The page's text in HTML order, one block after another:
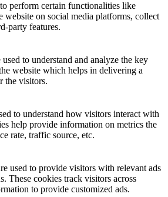
perform certain functionalities like
website on social media platforms, collect
party features.
to understand and analyze the key
website which helps in delivering a
the visitors.
to understand how visitors interact with
help provide information on metrics the
rate, traffic source, etc.
used to provide visitors with relevant ads
These cookies track visitors across
to provide customized ads.